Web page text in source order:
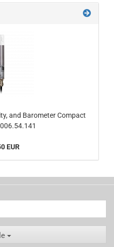
and Barometer Compact
EUR